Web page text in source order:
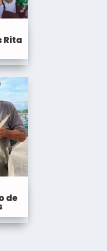
Rita
de